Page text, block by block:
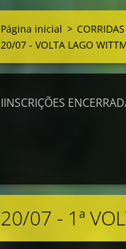
Página inicial >
20/07 - VOLTA LAGO
IINSCRIÇÕES
20/07 - 1ª